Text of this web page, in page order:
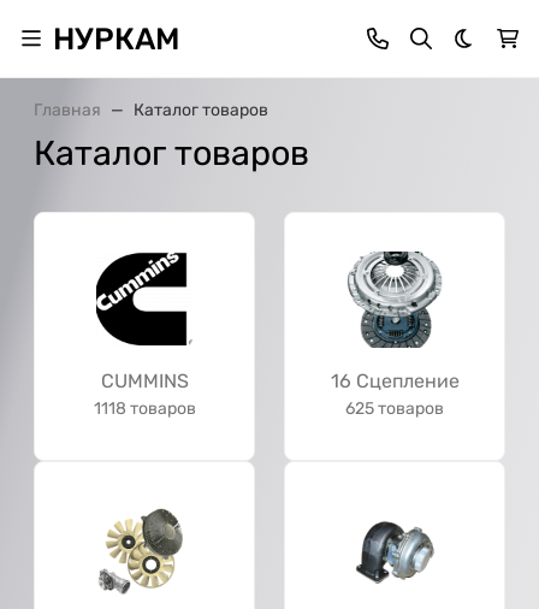
НУРКАМ Темная
Главная Каталог товаров
Каталог товаров
CUMMINS
1118 товаров
16 Сцепление
625 товаров